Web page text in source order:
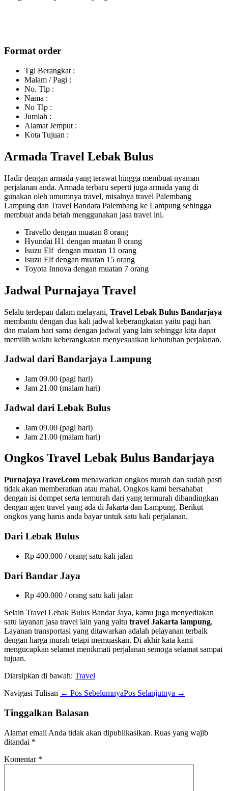
Format order
Tgl Berangkat :
Malam / Pagi :
No. Tlp :
Nama :
No Tlp :
Jumlah :
Alamat Jemput :
Kota Tujuan :
Armada Travel Lebak Bulus
Hadir dengan armada yang terawat hingga membuat nyaman
perjalanan anda. Armada terbaru seperti juga armada yang di
gunakan oleh umumnya travel, misalnya travel Palembang
Lampung dan Travel Bandara Palembang ke Lampung sehingga
membuat anda betah menggunakan jasa travel ini.
Travello dengan muatan 8 orang
Hyundai H1 dengan muatan 8 orang
Isuzu Elf dengan muatan 11 orang
Isuzu Elf dengan muatan 15 orang
Toyota Innova dengan muatan 7 orang
Jadwal Purnajaya Travel
Selalu terdepan dalam melayani, Travel Lebak Bulus Bandarjaya
membantu dengan dua kali jadwal keberangkatan yaitu pagi hari
dan malam hari sama dengan jadwal yang lain sehingga kita dapat
memilih waktu keberangkatan menyesuaikan kebutuhan perjalanan.
Jadwal dari Bandarjaya Lampung
Jam 09.00 (pagi hari)
Jam 21.00 (malam hari)
Jadwal dari Lebak Bulus
Jam 09.00 (pagi hari)
Jam 21.00 (malam hari)
Ongkos Travel Lebak Bulus Bandarjaya
PurnajayaTravel.com menawarkan ongkos murah dan sudah pasti
tidak akan memberatkan atau mahal, Ongkos kami bersahabat
dengan isi dompet serta termurah dari yang termurah dibandingkan
dengan agen travel yang ada di Jakarta dan Lampung. Berikut
ongkos yang harus anda bayar untuk satu kali perjalanan.
Dari Lebak Bulus
Rp 400.000 / orang satu kali jalan
Dari Bandar Jaya
Rp 400.000 / orang satu kali jalan
Selain Travel Lebak Bulus Bandar Jaya, kamu juga menyediakan
satu layanan jasa travel lain yang yaitu travel Jakarta lampung,
Layanan transportasi yang ditawarkan adalah pelayanan terbaik
dengan harga murah tetapi memuaskan. Di akhir kata kami
mengucapkan selamat menikmati perjalanan semoga selamat sampai
tujuan.
Diarsipkan di bawah: Travel
Navigasi Tulisan ← Pos SebelumnyaPos Selanjutnya →
Tinggalkan Balasan
Alamat email Anda tidak akan dipublikasikan. Ruas yang wajib
ditandai *
Komentar *